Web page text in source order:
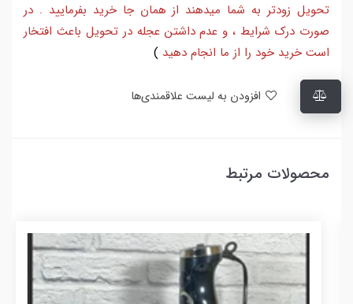
تحویل زودتر به شما میدهند از همان جا خرید بفرمایید . در
صورت درک شرایط ، و عدم داشتن عجله در تحویل باعث افتخار
است خرید خود را از ما انجام دهید )
محصولات مرتبط